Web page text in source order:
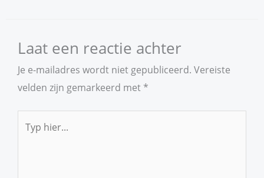
Laat een reactie achter
Je e-mailadres wordt niet gepubliceerd. Vereiste
velden zijn gemarkeerd met *
hier...